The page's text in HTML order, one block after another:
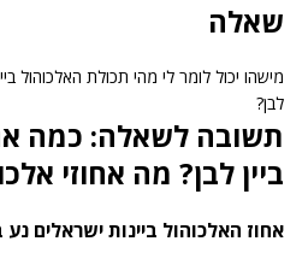
שאלה
מישהו יכול לומר לי מהי תכולת האלכוהול
לבן?
תשובה לשאלה: כמה
ביין לבן? מה אחוזי
אחוז האלכוהול ביינות ישראלים נע בין 11%-